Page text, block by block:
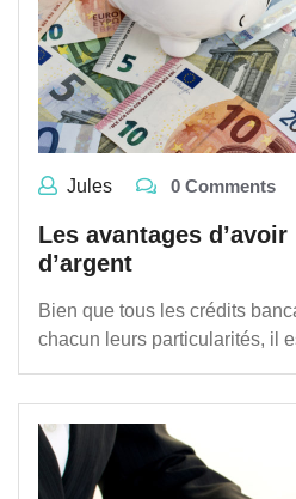
Jules 0 Comments
Les avantages
d’argent
Bien que tous les crédits
chacun leurs particularités, il